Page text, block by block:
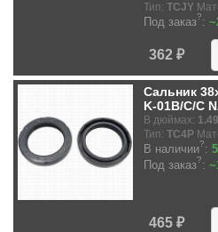
Тип: TCJY
Под заказ?:
362 ₽
Сальник
K-01B/C/C
В дюймах:
Тип: TC4P
В наличии?:
Под заказ?:
465 ₽